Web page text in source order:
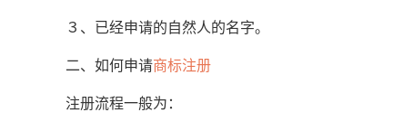
３、已经申请的自然人的名字。
二、如何申请商标注册
注册流程一般为：